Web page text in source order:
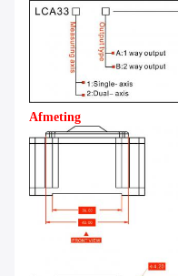
Afmeting